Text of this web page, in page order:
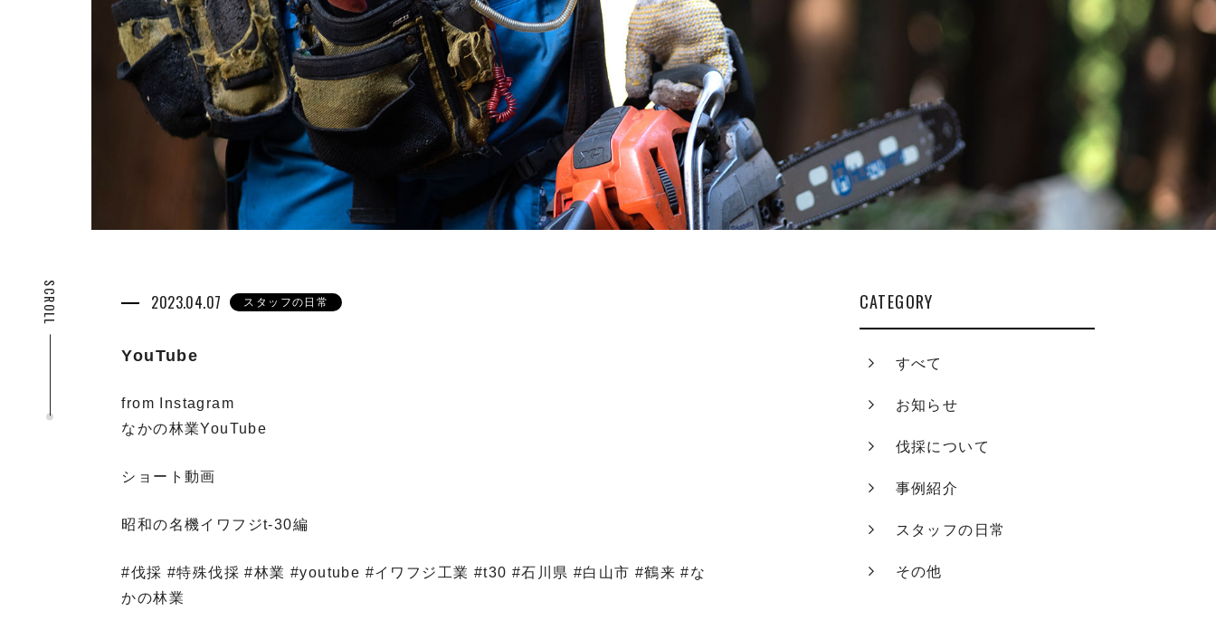
SCROLL 2023.04.07 スタッフの日常
YouTube
from Instagram
なかの林業YouTube
ショート動画
昭和の名機イワフジt-30編️
#伐採 #特殊伐採 #林業 #youtube #イワフジ工業 #t30 #石川県 #白山市 #鶴来 #な
かの林業
CATEGORY
すべて
お知らせ
伐採について
事例紹介
スタッフの日常
その他